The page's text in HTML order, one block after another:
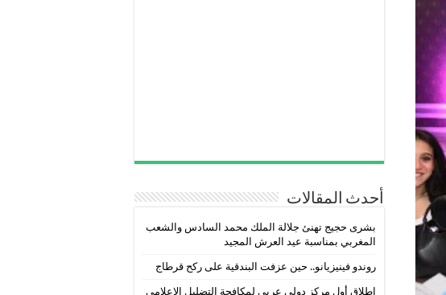
أحدث المقالات
بشرى حجيج تهنئ جلالة الملك محمد السادس والشعب
المغربي بمناسبة عيد العرش المجيد
روندو فينيزيانو.. حين عزفت البندقية على ركح قرطاج
إطلاق أول مركز دولي عربي لمكافحة التضليل الإعلامي